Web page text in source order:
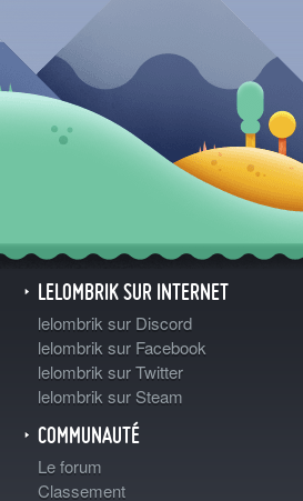
LELOMBRIK SUR INTERNET
lelombrik sur Discord
lelombrik sur Facebook
lelombrik sur Twitter
lelombrik sur Steam
COMMUNAUTÉ
Le forum
Classement